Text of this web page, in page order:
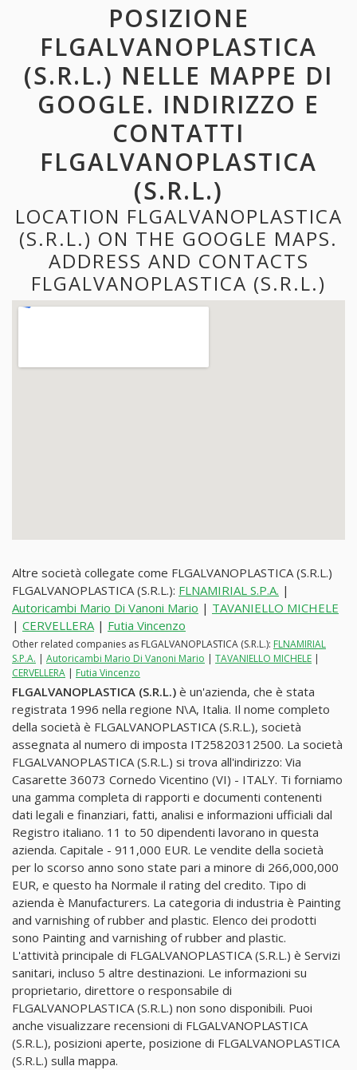
POSIZIONE
FLGALVANOPLASTICA
(S.R.L.) NELLE MAPPE DI
GOOGLE. INDIRIZZO E
CONTATTI
FLGALVANOPLASTICA
(S.R.L.)
LOCATION FLGALVANOPLASTICA
(S.R.L.) ON THE GOOGLE MAPS.
ADDRESS AND CONTACTS
FLGALVANOPLASTICA (S.R.L.)
Altre società collegate come FLGALVANOPLASTICA (S.R.L.)
FLGALVANOPLASTICA (S.R.L.): FLNAMIRIAL S.P.A. |
Autoricambi Mario Di Vanoni Mario | TAVANIELLO MICHELE
| CERVELLERA | Futia Vincenzo
Other related companies as FLGALVANOPLASTICA (S.R.L.): FLNAMIRIAL
S.P.A. | Autoricambi Mario Di Vanoni Mario | TAVANIELLO MICHELE |
CERVELLERA | Futia Vincenzo
FLGALVANOPLASTICA (S.R.L.) è un'azienda, che è stata
registrata 1996 nella regione N\A, Italia. Il nome completo
della società è FLGALVANOPLASTICA (S.R.L.), società
assegnata al numero di imposta IT25820312500. La società
FLGALVANOPLASTICA (S.R.L.) si trova all'indirizzo: Via
Casarette 36073 Cornedo Vicentino (VI) - ITALY. Ti forniamo
una gamma completa di rapporti e documenti contenenti
dati legali e finanziari, fatti, analisi e informazioni ufficiali dal
Registro italiano. 11 to 50 dipendenti lavorano in questa
azienda. Capitale - 911,000 EUR. Le vendite della società
per lo scorso anno sono state pari a minore di 266,000,000
EUR, e questo ha Normale il rating del credito. Tipo di
azienda è Manufacturers. La categoria di industria è Painting
and varnishing of rubber and plastic. Elenco dei prodotti
sono Painting and varnishing of rubber and plastic.
L'attività principale di FLGALVANOPLASTICA (S.R.L.) è Servizi
sanitari, incluso 5 altre destinazioni. Le informazioni su
proprietario, direttore o responsabile di
FLGALVANOPLASTICA (S.R.L.) non sono disponibili. Puoi
anche visualizzare recensioni di FLGALVANOPLASTICA
(S.R.L.), posizioni aperte, posizione di FLGALVANOPLASTICA
(S.R.L.) sulla mappa.